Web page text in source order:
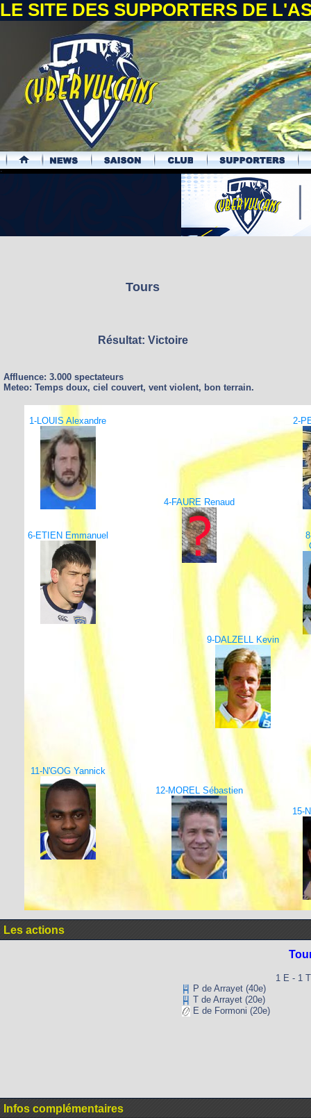
LE SITE DES SUPPORTERS DE
.
Tours
Résultat: Victoire
Affluence: 3.000 spectateurs
Meteo: Temps doux, ciel couvert, vent violent, bon terrain.
1-LOUIS Alexandre 2-
4-FAURE Renaud
6-ETIEN Emmanuel
9-DALZELL Kevin
11-N'GOG Yannick
12-MOREL Sébastien
15-
Les actions
1 E - 1
P de Arrayet (40e)
T de Arrayet (20e)
E de Formoni (20e)
Infos complémentaires